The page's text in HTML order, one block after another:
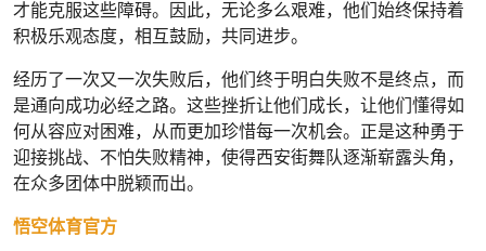
才能克服这些障碍。因此，无论多么艰难，他们始终保持着
积极乐观态度，相互鼓励，共同进步。
经历了一次又一次失败后，他们终于明白失败不是终点，而
是通向成功必经之路。这些挫折让他们成长，让他们懂得如
何从容应对困难，从而更加珍惜每一次机会。正是这种勇于
迎接挑战、不怕失败精神，使得西安街舞队逐渐崭露头角，
在众多团体中脱颖而出。
悟空体育官方